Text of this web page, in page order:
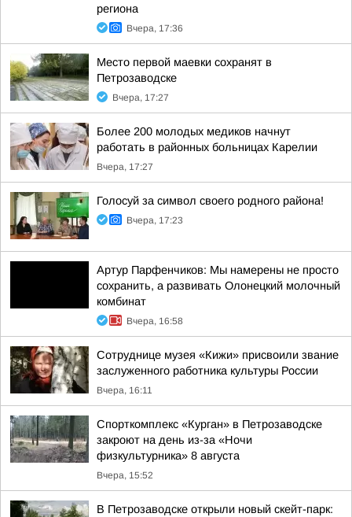
региона
Вчера, 17:36
Место первой маевки сохранят в
Петрозаводске
Вчера, 17:27
Более 200 молодых медиков начнут
работать в районных больницах Карелии
Вчера, 17:27
Голосуй за символ своего родного района!
Вчера, 17:23
Артур Парфенчиков: Мы намерены не просто
сохранить, а развивать Олонецкий молочный
комбинат
Вчера, 16:58
Сотруднице музея «Кижи» присвоили звание
заслуженного работника культуры России
Вчера, 16:11
Спорткомплекс «Курган» в Петрозаводске
закроют на день из-за «Ночи
физкультурника» 8 августа
Вчера, 15:52
В Петрозаводске открыли новый скейт-парк: